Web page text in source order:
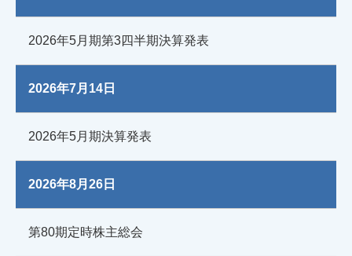
2026年5月期第3四半期決算発表
2026年7月14日
2026年5月期決算発表
2026年8月26日
第80期定時株主総会